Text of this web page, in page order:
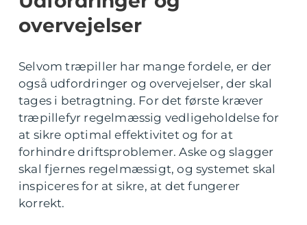
overvejelser
Selvom træpiller har mange fordele, er der
også udfordringer og overvejelser, der skal
tages i betragtning. For det første kræver
træpillefyr regelmæssig vedligeholdelse for
at sikre optimal effektivitet og for at
forhindre driftsproblemer. Aske og slagger
skal fjernes regelmæssigt, og systemet skal
inspiceres for at sikre, at det fungerer
korrekt.